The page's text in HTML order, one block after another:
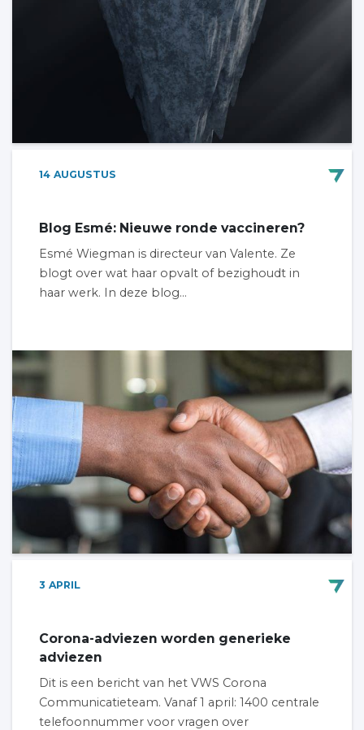
14 AUGUSTUS
Blog Esmé: Nieuwe ronde vaccineren?
Esmé Wiegman is directeur van Valente. Ze
blogt over wat haar opvalt of bezighoudt in
haar werk. In deze blog...
3 APRIL
Corona-adviezen worden generieke
adviezen
Dit is een bericht van het VWS Corona
Communicatieteam. Vanaf 1 april: 1400 centrale
telefoonnummer voor vragen over